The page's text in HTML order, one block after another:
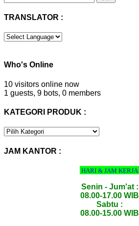
untuk:
TRANSLATOR :
Who's Online
10 visitors online now
1 guests, 9 bots, 0 members
KATEGORI PRODUK :
KATEGORI
JAM KANTOR :
HARI & JAM KERJA
Senin - Jum'at :
08.00-17.00 WIB
Sabtu :
08.00-15.00 WIB